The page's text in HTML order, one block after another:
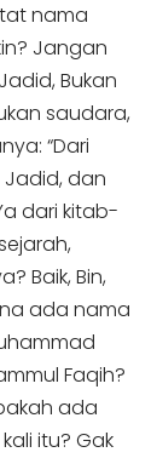
nama
Jangan
Bukan
saudara,
“Dari
dan
dari kitab-
Baik, Bin,
ada nama
Faqih?
ada
itu? Gak